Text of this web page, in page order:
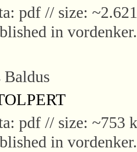
pdf // size:
in
Baldus
pdf // size: ~753
in